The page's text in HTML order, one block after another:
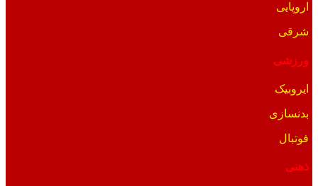
اروپایی
شرقی
ورزشی
ایروبیک
بدنسازی
فوتبال
ذهنی